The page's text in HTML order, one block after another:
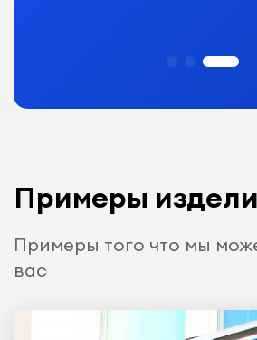
Примеры
Примеры того что мы
вас